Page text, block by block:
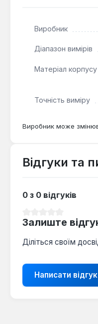
Виробник
Діапазон вимірів
Матеріал корпусу
Точність виміру
Виробник може
Відгуки та
0 з 0 відгуків
Залиште
Діліться своїм
Написати відгук